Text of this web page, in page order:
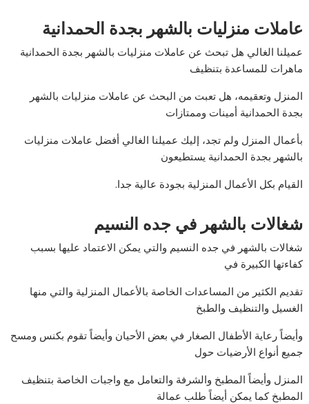
عاملات منزليات بالشهر بجدة الحمدانية
عميلنا الغالي هل تبحث عن عاملات منزليات بالشهر بجدة الحمدانية
ماهرات للمساعدة بتنظيف
المنزل وتعقيمه، هل تعبت من البحث عن عاملات منزليات بالشهر
بجدة الحمدانية أمينات وممتازات
بأعمال المنزل ولم تجد، إليك عميلنا الغالي أفضل عاملات منزليات
بالشهر بجدة الحمدانية يستطيعون
القيام بكل الأعمال المنزلية بجودة عالية جدا.
شغالات بالشهر في جده النسيم
شغالات بالشهر في جده النسيم والتي يمكن الاعتماد عليها بسبب
كفاءتها الكبيرة في
تقديم الكثير من المساعدات الخاصة بالأعمال المنزلية والتي منها
الغسيل والتنظيف والطبخ
وأيضاً رعاية الأطفال الصغار في بعض الأحيان وأيضاً تقوم بكنس ومسح
جميع أنواع الأرضيات حول
المنزل وأيضاً المطبخ والشرفة والتعامل مع واجبات الخاصة بتنظيف
المطبخ كما يمكن أيضاً طلب عمالة